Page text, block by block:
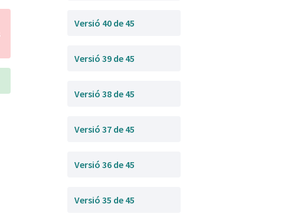
Versió 40 de 45
Versió 39 de 45
Versió 38 de 45
Versió 37 de 45
Versió 36 de 45
Versió 35 de 45